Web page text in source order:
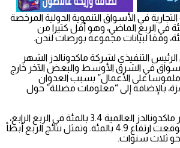
في الأسواق التنموية الدولية المرخصة
0.7 بالمئة في الربع الماضي، وهو أقل كثيرا من
التنفيذي لشركة ماكدونالدز الشهر
في الشرق الأوسط والبعض الآخر خارج
ملموسا على الأعمال” بسبب العدوان
بالإضافة إلى “معلومات مضللة” حول
وارتفعت مبيعات متاجر ماكدونالدز العالمية 3.4 بالمئة في الربع الرابع،
مخالفة التقديرات التي توقعت ارتفاع 4.9 بالمئة. وتمثل نتائج الربع أبطأ
ثلاث سنوات.